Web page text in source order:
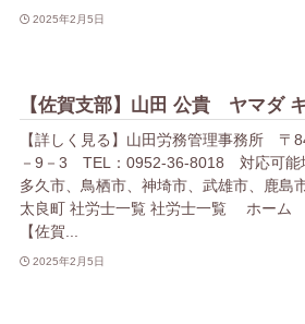
2025年2月5日
【佐賀支部】山田 公貴 ヤマダ
【詳しく見る】山田労務管理事務所 〒
－9－3 TEL：0952-36-8018 対応可能
多久市、鳥栖市、神埼市、武雄市、鹿島
太良町 社労士一覧 社労士一覧 ホーム
【佐賀...
2025年2月5日